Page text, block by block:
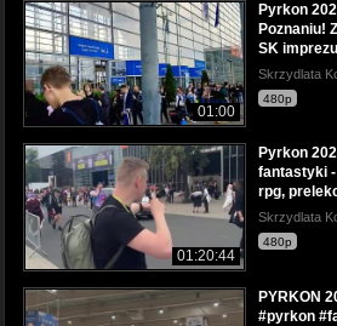
01:00
Pyrkon
Poznaniu!
SK
Skrzydlata
480p
01:20:44
Pyrkon
fantastyki
rpg,
Skrzydlata
480p
PYRKON
#pyrkon